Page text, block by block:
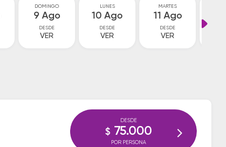
DOMINGO
9 Ago
DESDE
VER
LUNES
10 Ago
DESDE
VER
MARTES
11 Ago
DESDE
VER
DESDE
$ 75.000
POR PERSONA